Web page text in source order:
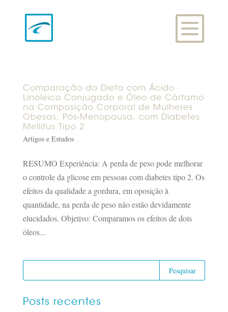
Comparação da Dieta com Ácido
Linoleico Conjugado e Óleo de Cártamo
na Composição Corporal de Mulheres
Obesas, Pós-Menopausa, com Diabetes
Mellitus Tipo 2
Artigos e Estudos
RESUMO Experiência: A perda de peso pode melhorar
o controle da glicose em pessoas com diabetes tipo 2. Os
efeitos da qualidade a gordura, em oposição à
quantidade, na perda de peso não estão devidamente
elucidados. Objetivo: Comparamos os efeitos de dois
óleos...
Posts recentes